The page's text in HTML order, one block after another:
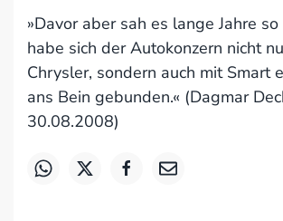
»Davor aber sah es lange Jahre
habe sich der Autokonzern nicht
Chrysler, sondern auch mit Smart
ans Bein gebunden.« (Dagmar
30.08.2008)